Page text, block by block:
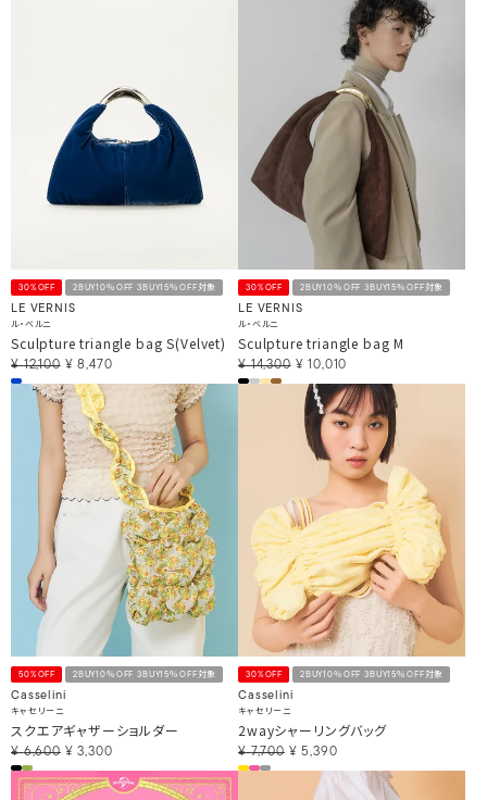
30%OFF 2BUY10％OFF 3BUY15％OFF対象
LE VERNIS
ル・ベルニ
Sculpture triangle bag S(Velvet)
¥ 12,100 ¥ 8,470
30%OFF 2BUY10％OFF 3BUY15％OFF対象
LE VERNIS
ル・ベルニ
Sculpture triangle bag M
¥ 14,300 ¥ 10,010
50%OFF 2BUY10％OFF 3BUY15％OFF対象
Casselini
キャセリーニ
スクエアギャザーショルダー
¥ 6,600 ¥ 3,300
30%OFF 2BUY10％OFF 3BUY15％OFF対象
Casselini
キャセリーニ
2wayシャーリングバッグ
¥ 7,700 ¥ 5,390